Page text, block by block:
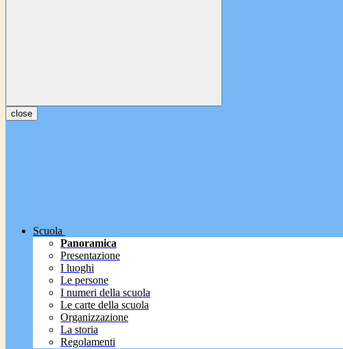
close
Scuola
Panoramica
Presentazione
I luoghi
Le persone
I numeri della scuola
Le carte della scuola
Organizzazione
La storia
Regolamenti